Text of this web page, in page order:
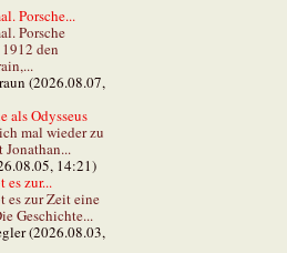
Porsche...
Porsche
den
(2026.08.07,
als Odysseus
mal wieder zu
14:21)
es zur...
es zur Zeit eine
Geschichte...
(2026.08.03,